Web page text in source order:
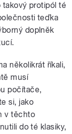
takový protipól té
teďka
doplněk
několikrát říkali,
musí
počítače,
si, jako
v těchto
do té klasiky,